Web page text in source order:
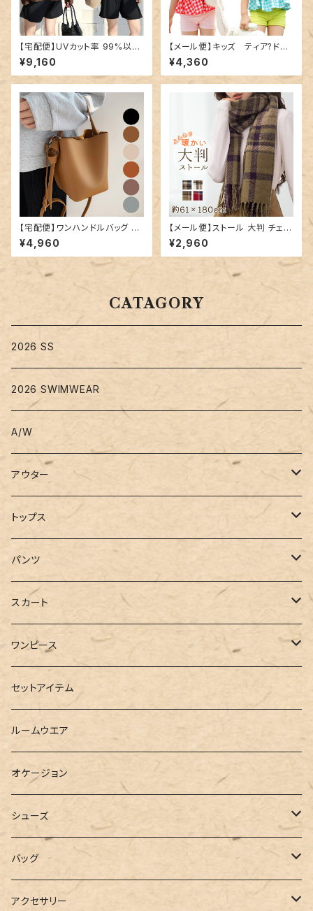
【宅配便】UVカット率 99%以上
水着 体型カバー キャミキニ レ
ディース 4点セット／hys3396
¥9,160
【メール便】キッズ ティア?ドタ
ンキニ水着／kids458
¥4,360
【宅配便】ワンハンドルバッグ ／
bag202
¥4,960
【メール便】ストール 大判 チェッ
ク マフラー レディース／stole
074
¥2,960
CATAGORY
2026 SS
2026 SWIMWEAR
A/W
アウター
コート
ジャケット
ブルゾン
ロングシャツ
ダウンジャケット
ベスト
トップス
Tシャツ
カットソー
半袖
スウェット・パーカー
ニット
シャツ
ブラウス
カーディガン
ポロシャツ
ベスト
パンツ
デニム
スキニー
ショートパンツ
ハーフパンツ
スウェット
ジャージ
スラックス
ワイドパンツ
スカート
ロング
ミニ
その他
ワンピース
シャツワンピース
スウェットワンピース
パーカーワンピース
ニットワンピース
キャミワンピース
サロペット
セットアイテム
ルームウエア
オケージョン
シューズ
ブーツ
パンプス
バッグ
トートバッグ
アクセサリー